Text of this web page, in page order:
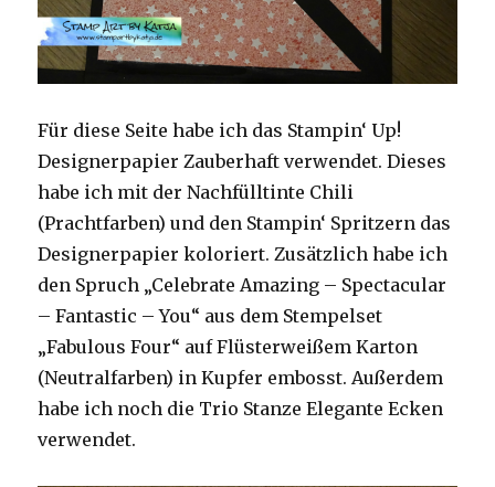
Für diese Seite habe ich das Stampin‘ Up!
Designerpapier Zauberhaft verwendet. Dieses
habe ich mit der Nachfülltinte Chili
(Prachtfarben) und den Stampin‘ Spritzern das
Designerpapier koloriert. Zusätzlich habe ich
den Spruch „Celebrate Amazing – Spectacular
– Fantastic – You“ aus dem Stempelset
„Fabulous Four“ auf Flüsterweißem Karton
(Neutralfarben) in Kupfer embosst. Außerdem
habe ich noch die Trio Stanze Elegante Ecken
verwendet.